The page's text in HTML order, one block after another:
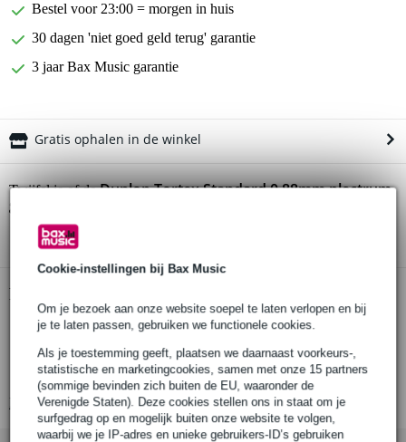
Cookie-instellingen bij Bax Music
Om je bezoek aan onze website soepel te laten verlopen en bij
je te laten passen, gebruiken we functionele cookies.
Als je toestemming geeft, plaatsen we daarnaast voorkeurs-,
statistische en marketingcookies, samen met onze 15 partners
(sommige bevinden zich buiten de EU, waaronder de
Verenigde Staten). Deze cookies stellen ons in staat om je
surfgedrag op en mogelijk buiten onze website te volgen,
waarbij we je IP-adres en unieke gebruikers-ID’s gebruiken
Bestel voor 23:00 = morgen in huis
30 dagen 'niet goed geld terug' garantie
3 jaar Bax Music garantie
Gratis ophalen in de winkel
Twijfel je of deDunlop Tortex Standard 0.88mm plectrum
groen
Productinformatie
Tortex Standard plectrum
slijtvast
vormt zich naar uw aanslag en grip
Bekijk alle productspecificaties